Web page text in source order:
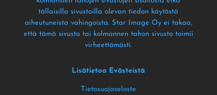
tällaisilla sivustoilla olevan tiedon käytöstä
aiheutuneista vahingoista. Star Image Oy ei takaa,
että tämä sivusto tai kolmannen tahon sivusto toimii
virheettömästi.
Lisätietoa Evästeistä
Tietosuojaseloste